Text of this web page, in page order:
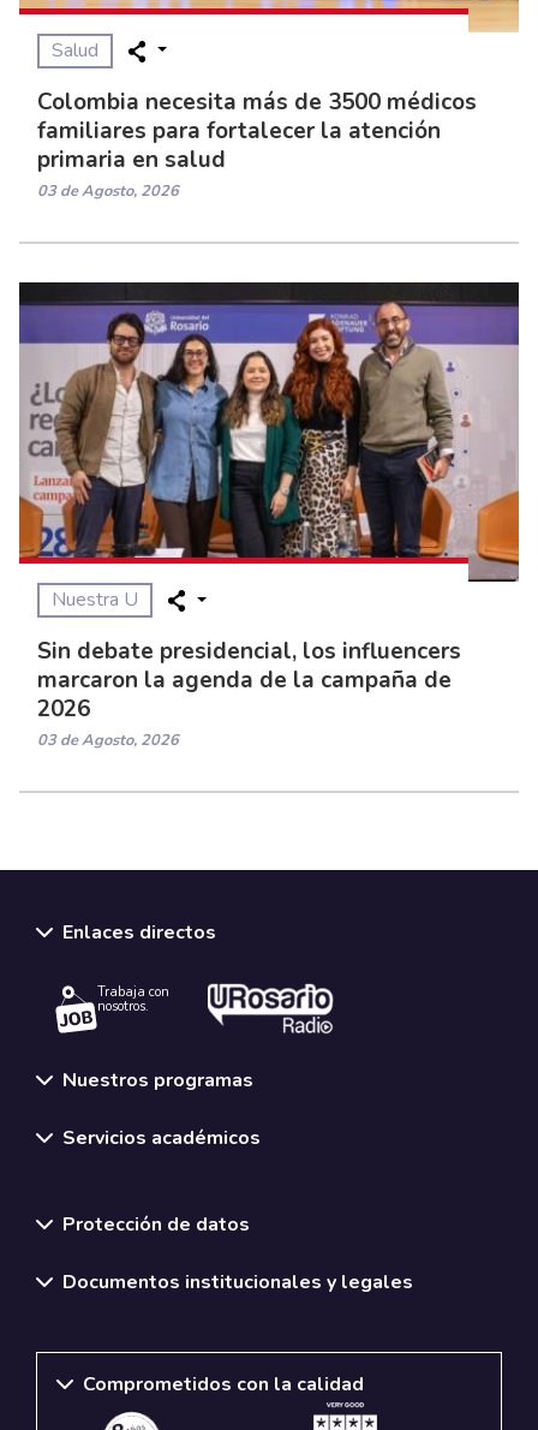
Salud
Colombia necesita más de 3500 médicos
familiares para fortalecer la atención
primaria en salud
03 de Agosto, 2026
Nuestra U
Sin debate presidencial, los influencers
marcaron la agenda de la campaña de
2026
03 de Agosto, 2026
Enlaces directos
Trabaja con
nosotros.
Nuestros programas
Servicios académicos
Protección de datos
Documentos institucionales y legales
Comprometidos con la calidad